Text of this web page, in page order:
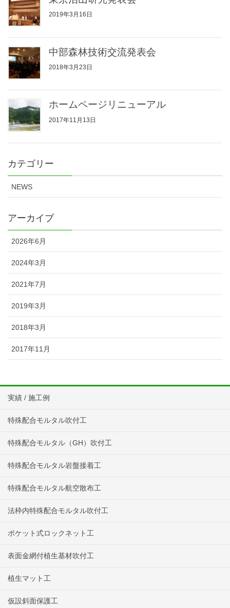
2019年3月16日
中部森林技術交流発表会
2018年3月23日
ホームページリニューアル
2017年11月13日
カテゴリー
NEWS
アーカイブ
2026年6月
2024年3月
2021年7月
2019年3月
2018年3月
2017年11月
実績 / 施工例
特殊配合モルタル吹付工
特殊配合モルタル（GH）吹付工
特殊配合モルタル岩盤接着工
特殊配合モルタル航空散布工
法枠内特殊配合モルタル吹付工
ポケット式ロックネット工
表面金網付植生基材吹付工
植生マット工
仮設斜面保護工